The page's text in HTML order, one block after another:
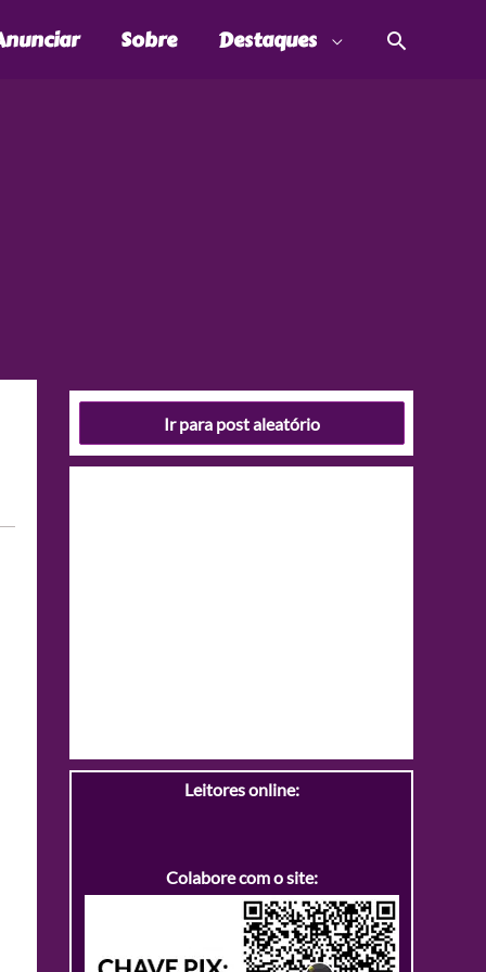
Sobre Destaques
Ir para post aleatório
Leitores online:
Colabore com o site: